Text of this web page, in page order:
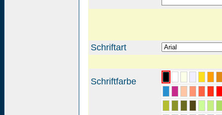
Schriftart
Schriftfarbe